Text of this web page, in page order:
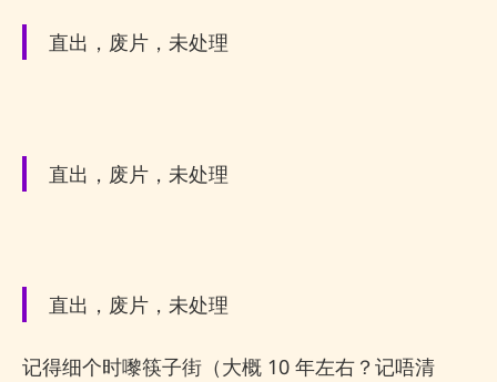
直出，废片，未处理
直出，废片，未处理
直出，废片，未处理
记得细个时嚟筷子街（大概 10 年左右？记唔清